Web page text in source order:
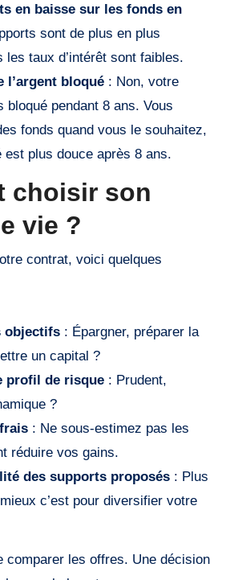
en baisse sur les fonds en
sont de plus en plus
taux d’intérêt sont faibles.
l’argent bloqué: Non, votre
bloqué pendant 8 ans. Vous
fonds quand vous le souhaitez,
plus douce après 8 ans.
choisir son
vie ?
contrat, voici quelques
objectifs: Épargner, préparer la
un capital ?
profil de risque: Prudent,
?
: Ne sous-estimez pas les
réduire vos gains.
des supports proposés: Plus
c’est pour diversifier votre
comparer les offres. Une décision